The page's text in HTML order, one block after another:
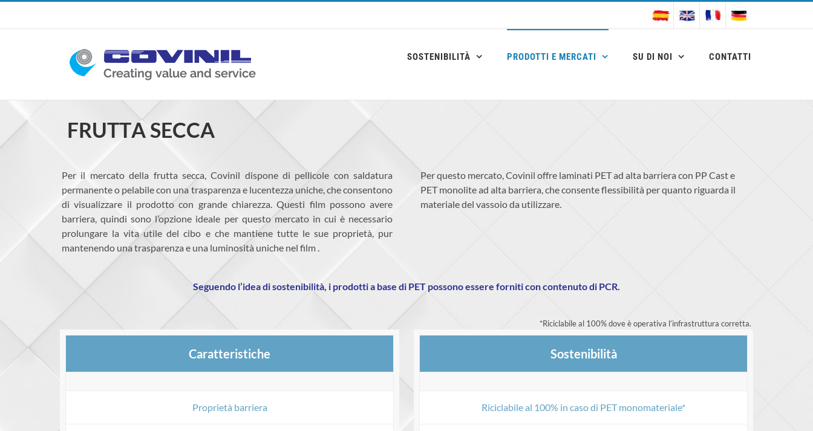
SOSTENIBILITÀ PRODOTTI E MERCATI SU DI NOI CONTATTI
Per il mercato della frutta secca, Covinil dispone di pellicole con saldatura
permanente o pelabile con una trasparenza e lucentezza uniche, che consentono
di visualizzare il prodotto con grande chiarezza. Questi film possono avere
barriera, quindi sono l’opzione ideale per questo mercato in cui è necessario
prolungare la vita utile del cibo e che mantiene tutte le sue proprietà, pur
mantenendo una trasparenza e una luminosità uniche nel film .
Per questo mercato, Covinil offre laminati PET ad alta barriera con PP Cast e
PET monolite ad alta barriera, che consente flessibilità per quanto riguarda il
materiale del vassoio da utilizzare.
Seguendo l’idea di sostenibilità, i prodotti a base di PET possono essere forniti con contenuto di PCR.
*Riciclabile al 100% dove è operativa l’infrastruttura corretta.
Caratteristiche
Proprietà barriera
Sostenibilità
Riciclabile al 100% in caso di PET monomateriale*